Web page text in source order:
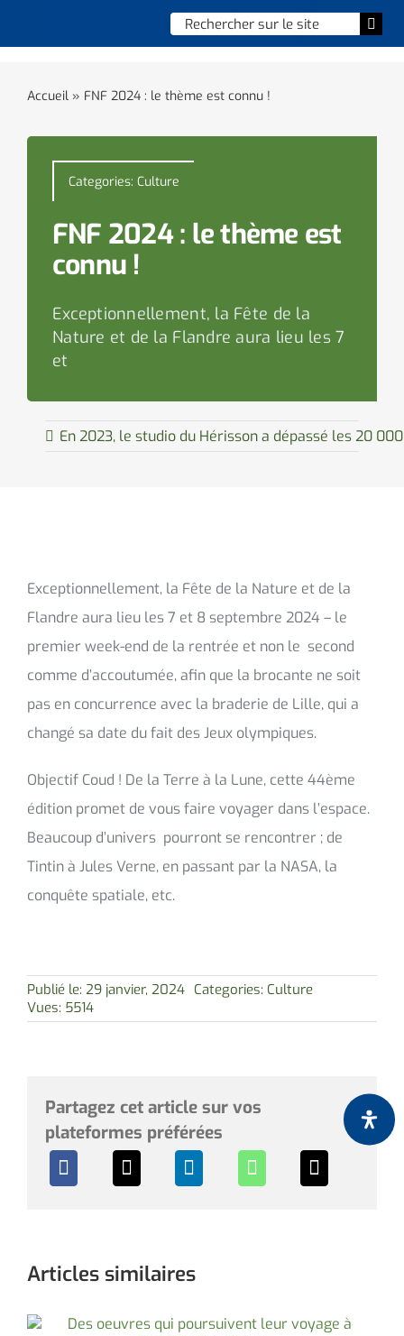
Chercher
:
Vie quotidienne
Enfance, jeunesse & sports
Culture et loisirs
Social & solidarité
Accueil» FNF 2024 : le thème est connu !
Categories: Culture
FNF 2024 : le thème est
connu !
Exceptionnellement, la Fête de la
Nature et de la Flandre aura lieu les 7
et
En 2023, le studio du Hérisson a dépassé les 20
Exceptionnellement, la Fête de la Nature et de la
Flandre aura lieu les 7 et 8 septembre 2024 – le
premier week-end de la rentrée et non le second
comme d’accoutumée, afin que la brocante ne soit
pas en concurrence avec la braderie de Lille, qui a
changé sa date du fait des Jeux olympiques.
Objectif Coud ! De la Terre à la Lune, cette 44ème
édition promet de vous faire voyager dans l’espace.
Beaucoup d’univers pourront se rencontrer ; de
Tintin à Jules Verne, en passant par la NASA, la
conquête spatiale, etc.
Publié le: 29 janvier, 2024 Categories: Culture
Vues: 5514
Partagez cet article sur vos
plateformes préférées
Articles similaires